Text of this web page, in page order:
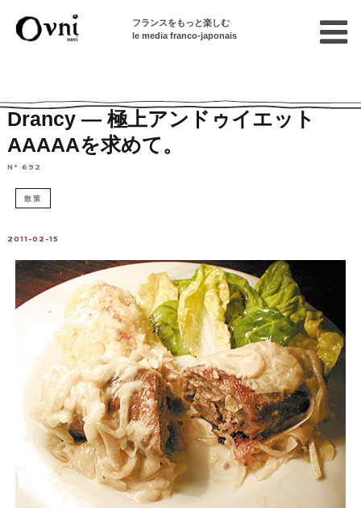
フランスをもっと楽しむ
le media franco-japonais
Drancy — 極上アンドゥイエット
AAAAAを求めて。
N° 692
散策
2011-02-15